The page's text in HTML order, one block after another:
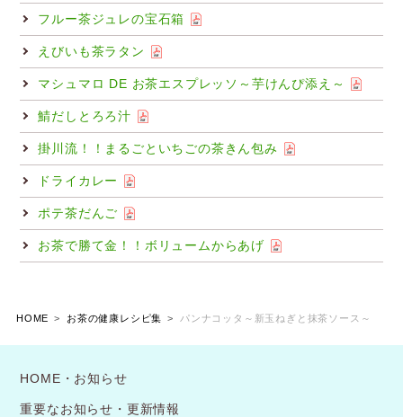
フルー茶ジュレの宝石箱
えびいも茶ラタン
マシュマロ DE お茶エスプレッソ～芋けんぴ添え～
鯖だしとろろ汁
掛川流！！まるごといちごの茶きん包み
ドライカレー
ポテ茶だんご
お茶で勝て金！！ボリュームからあげ
HOME お茶の健康レシピ集 パンナコッタ～新玉ねぎと抹茶ソース～
HOME・お知らせ
重要なお知らせ・更新情報